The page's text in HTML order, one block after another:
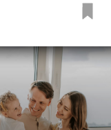
가는 사업 그리고 우
프로젝트를 바라보는